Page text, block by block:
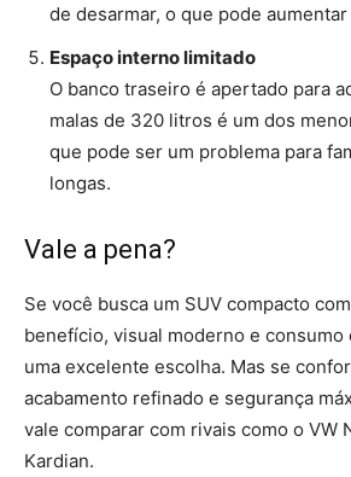
de desarmar, o que pode
Espaço interno limitado
O banco traseiro é apertado para
malas de 320 litros é um dos
que pode ser um problema para
longas.
Vale a pena?
Se você busca um SUV compacto
benefício, visual moderno e consumo
uma excelente escolha. Mas se
acabamento refinado e segurança
vale comparar com rivais como o VW
Kardian.